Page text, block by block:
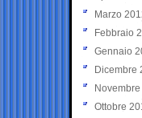
Marzo
Febbraio
Gennaio
Dicembre
Novembre
Ottobre